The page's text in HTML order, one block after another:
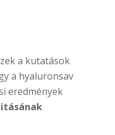
a kutatások
a hyaluronsav
eredmények